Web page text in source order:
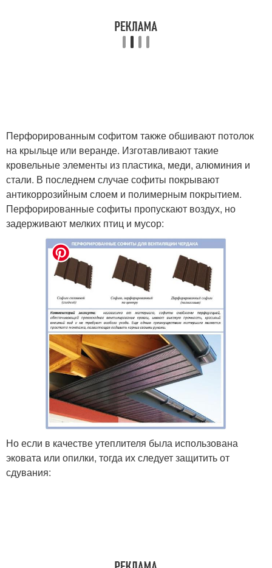
Перфорированным софитом также обшивают потолок
на крыльце или веранде. Изготавливают такие
кровельные элементы из пластика, меди, алюминия и
стали. В последнем случае софиты покрывают
антикоррозийным слоем и полимерным покрытием.
Перфорированные софиты пропускают воздух, но
задерживают мелких птиц и мусор:
Но если в качестве утеплителя была использована
эковата или опилки, тогда их следует защитить от
сдувания: